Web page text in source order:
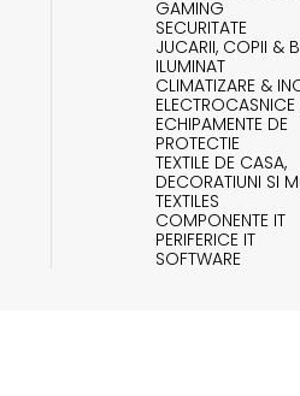
GAMING
SECURITATE
JUCARII, COPII &
ILUMINAT
CLIMATIZARE &
ECHIPAMENTE DE
PROTECTIE
TEXTILE DE CASA,
DECORATIUNI SI
TEXTILES
COMPONENTE IT
PERIFERICE IT
SOFTWARE